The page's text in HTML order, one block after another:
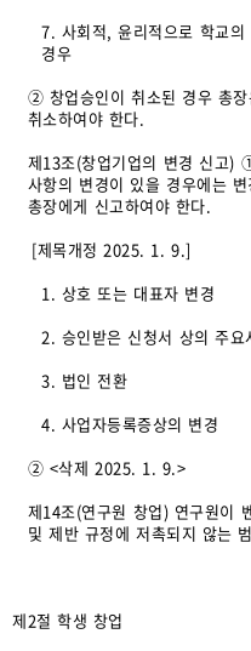
7. 사회적, 윤리적으로 학교
경우
② 창업승인이 취소된 경우 총
취소하여야 한다.
제13조(창업기업의 변경 신고)
사항의 변경이 있을 경우에는
총장에게 신고하여야 한다.
[제목개정 2025. 1. 9.]
1. 상호 또는 대표자 변경
2. 승인받은 신청서 상의 주요
3. 법인 전환
4. 사업자등록증상의 변경
② <삭제 2025. 1. 9.>
제14조(연구원 창업) 연구원이
및 제반 규정에 저촉되지 않는
제2절 학생 창업